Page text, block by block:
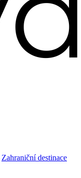
Zahraniční destinace